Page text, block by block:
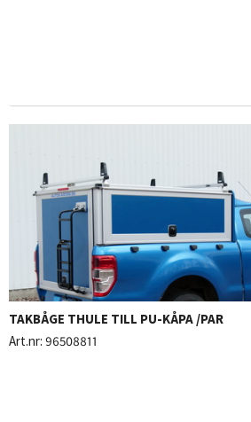
TAKBÅGE THULE TILL PU-KÅPA /PAR
Art.nr: 96508811